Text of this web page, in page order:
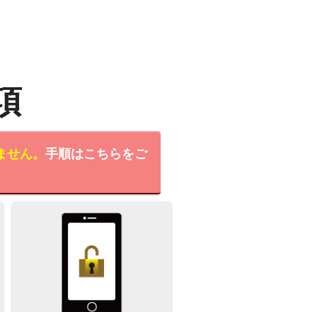
ん。 手順はこちらをご